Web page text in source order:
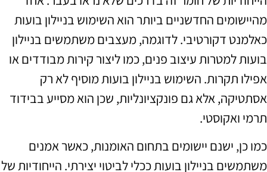
מהיישומים החדשניים ביותר הוא השימוש בניילון בועות
כאלמנט דקורטיבי. לדוגמה, מעצבים משתמשים בניילון
בועות למטרות עיצוב פנים, כמו ליצור קירות מבודדים או
אפילו תקרות. השימוש בניילון בועות מוסיף לא רק
אסתטיקה, אלא גם פונקציונליות, שכן הוא מסייע בבידוד
תרמי ואקוסטי.
כמו כן, ישנם יישומים בתחום האומנות, כאשר אמנים
משתמשים בניילון בועות ככלי לביטוי יצירתי. הייחודיות של